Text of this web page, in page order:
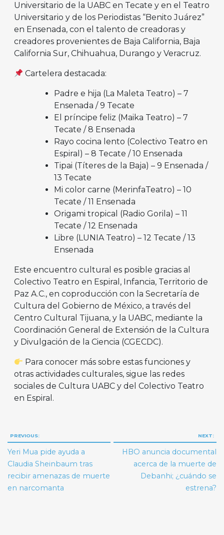
Universitario de la UABC en Tecate y en el Teatro
Universitario y de los Periodistas “Benito Juárez”
en Ensenada, con el talento de creadoras y
creadores provenientes de Baja California, Baja
California Sur, Chihuahua, Durango y Veracruz.
Cartelera destacada:
Padre e hija (La Maleta Teatro) – 7
Ensenada / 9 Tecate
El príncipe feliz (Maika Teatro) – 7
Tecate / 8 Ensenada
Rayo cocina lento (Colectivo Teatro en
Espiral) – 8 Tecate / 10 Ensenada
Tipai (Títeres de la Baja) – 9 Ensenada /
13 Tecate
Mi color carne (MerinfaTeatro) – 10
Tecate / 11 Ensenada
Origami tropical (Radio Gorila) – 11
Tecate / 12 Ensenada
Libre (LUNIA Teatro) – 12 Tecate / 13
Ensenada
Este encuentro cultural es posible gracias al
Colectivo Teatro en Espiral, Infancia, Territorio de
Paz A.C., en coproducción con la Secretaría de
Cultura del Gobierno de México, a través del
Centro Cultural Tijuana, y la UABC, mediante la
Coordinación General de Extensión de la Cultura
y Divulgación de la Ciencia (CGECDC).
Para conocer más sobre estas funciones y
otras actividades culturales, sigue las redes
sociales de Cultura UABC y del Colectivo Teatro
en Espiral.
Navegación
de
entradas
PREVIOUS:
Yeri Mua pide ayuda a
Claudia Sheinbaum tras
recibir amenazas de muerte
en narcomanta
NEXT:
HBO anuncia documental
acerca de la muerte de
Debanhi; ¿cuándo se
estrena?